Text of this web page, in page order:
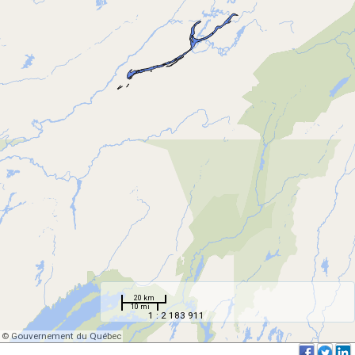
20 km
10 mi
1 : 2 183 911
© Gouvernement du Québec